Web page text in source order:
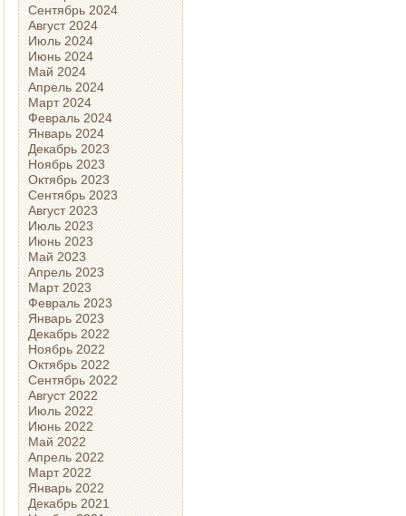
Сентябрь 2024
Август 2024
Июль 2024
Июнь 2024
Май 2024
Апрель 2024
Март 2024
Февраль 2024
Январь 2024
Декабрь 2023
Ноябрь 2023
Октябрь 2023
Сентябрь 2023
Август 2023
Июль 2023
Июнь 2023
Май 2023
Апрель 2023
Март 2023
Февраль 2023
Январь 2023
Декабрь 2022
Ноябрь 2022
Октябрь 2022
Сентябрь 2022
Август 2022
Июль 2022
Июнь 2022
Май 2022
Апрель 2022
Март 2022
Январь 2022
Декабрь 2021